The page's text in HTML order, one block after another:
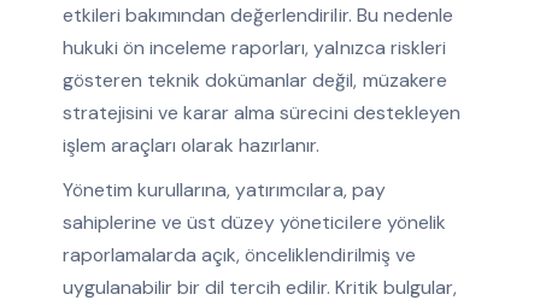
etkileri bakımından değerlendirilir. Bu nedenle
hukuki ön inceleme raporları, yalnızca riskleri
gösteren teknik dokümanlar değil, müzakere
stratejisini ve karar alma sürecini destekleyen
işlem araçları olarak hazırlanır.
Yönetim kurullarına, yatırımcılara, pay
sahiplerine ve üst düzey yöneticilere yönelik
raporlamalarda açık, önceliklendirilmiş ve
uygulanabilir bir dil tercih edilir. Kritik bulgular,